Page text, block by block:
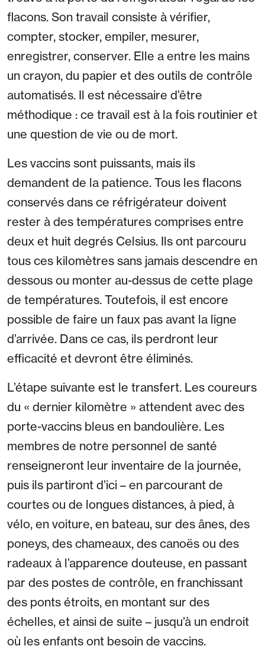
flacons. Son travail consiste à vérifier,
compter, stocker, empiler, mesurer,
enregistrer, conserver. Elle a entre les mains
un crayon, du papier et des outils de contrôle
automatisés. Il est nécessaire d’être
méthodique : ce travail est à la fois routinier et
une question de vie ou de mort.
Les vaccins sont puissants, mais ils
demandent de la patience. Tous les flacons
conservés dans ce réfrigérateur doivent
rester à des températures comprises entre
deux et huit degrés Celsius. Ils ont parcouru
tous ces kilomètres sans jamais descendre en
dessous ou monter au-dessus de cette plage
de températures. Toutefois, il est encore
possible de faire un faux pas avant la ligne
d’arrivée. Dans ce cas, ils perdront leur
efficacité et devront être éliminés.
L’étape suivante est le transfert. Les coureurs
du « dernier kilomètre » attendent avec des
porte-vaccins bleus en bandoulière. Les
membres de notre personnel de santé
renseigneront leur inventaire de la journée,
puis ils partiront d’ici – en parcourant de
courtes ou de longues distances, à pied, à
vélo, en voiture, en bateau, sur des ânes, des
poneys, des chameaux, des canoës ou des
radeaux à l’apparence douteuse, en passant
par des postes de contrôle, en franchissant
des ponts étroits, en montant sur des
échelles, et ainsi de suite – jusqu’à un endroit
où les enfants ont besoin de vaccins.